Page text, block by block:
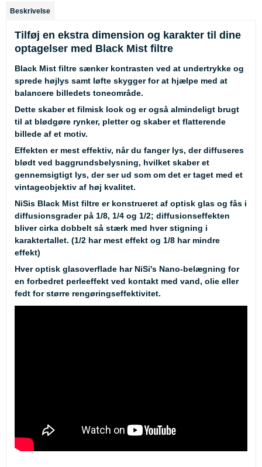
Beskrivelse
Tilføj en ekstra dimension og karakter til dine
optagelser med Black Mist filtre
Black Mist filtre sænker kontrasten ved at undertrykke og
sprede højlys samt løfte skygger for at hjælpe med at
balancere billedets toneområde.
Dette skaber et filmisk look og er også almindeligt brugt
til at blødgøre rynker, pletter og skaber et flatterende
billede af et motiv.
Effekten er mest effektiv, når du fanger lys, der diffuseres
blødt ved baggrundsbelysning, hvilket skaber et
gennemsigtigt lys, der ser ud som om det er taget med et
vintageobjektiv af høj kvalitet.
NiSis Black Mist filtre er konstrueret af optisk glas og fås i
diffusionsgrader på 1/8, 1/4 og 1/2; diffusionseffekten
bliver cirka dobbelt så stærk med hver stigning i
karaktertallet. (1/2 har mest effekt og 1/8 har mindre
effekt)
Hver optisk glasoverflade har NiSi's Nano-belægning for
en forbedret perleeffekt ved kontakt med vand, olie eller
fedt for større rengøringseffektivitet.